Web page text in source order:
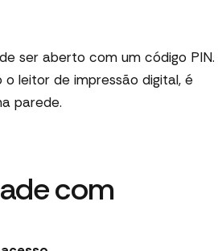
ser aberto com um código PIN.
leitor de impressão digital, é
parede.
com